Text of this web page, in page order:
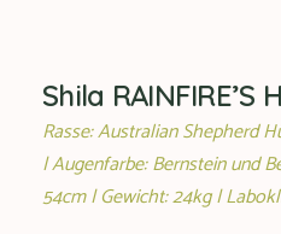
Shila RAINFIRE’S
Rasse: Australian Shepherd
| Augenfarbe: Bernstein und
54cm | Gewicht: 24kg |